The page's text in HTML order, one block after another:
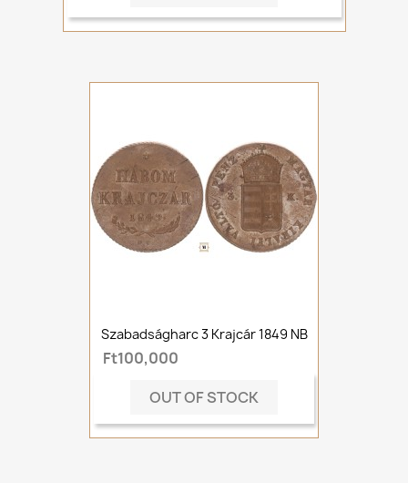
Szabadságharc 3 Krajcár 1849 NB
Ft100,000
OUT OF STOCK